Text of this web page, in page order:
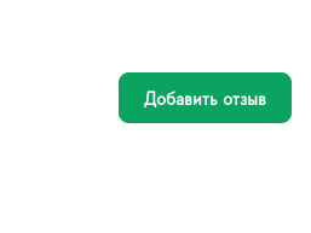
Добавить отзыв